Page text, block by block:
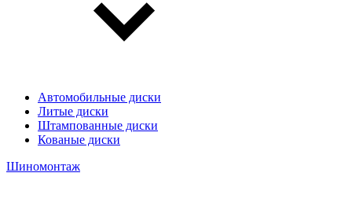
Автомобильные диски
Литые диски
Штампованные диски
Кованые диски
Шиномонтаж